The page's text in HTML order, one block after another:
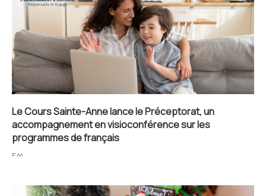
Le Cours Sainte-Anne lance le Préceptorat, un
accompagnement en visioconférence sur les
programmes de français
FM